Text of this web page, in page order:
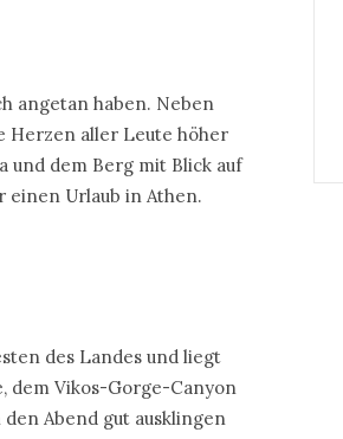
angetan haben. Neben
Herzen aller Leute höher
und dem Berg mit Blick auf
einen Urlaub in Athen.
des Landes und liegt
dem Vikos-Gorge-Canyon
Abend gut ausklingen